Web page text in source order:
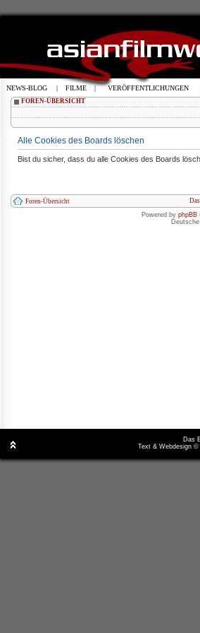
FOREN-ÜBERSICHT
Alle Cookies des Boards löschen
Bist du sicher, dass du alle Cookies des Boards
Foren-Übersicht
Powered by phpBB
Das
Text & Webdesign ©
NEWS-BLOG | FILME | VERÖFFENTLICHUNGEN